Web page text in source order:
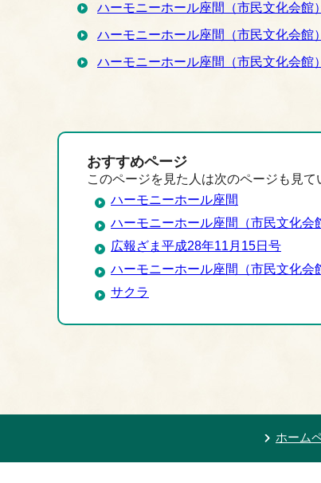
ハーモニーホール座間（市民文化会
ハーモニーホール座間（市民文化会館
ハーモニーホール座間（市民文化会
おすすめページ
このページを見た人は次のページも見て
ハーモニーホール座間
ハーモニーホール座間（市民文化会
広報ざま平成28年11月15日号
ハーモニーホール座間（市民文化
サクラ
ホーム